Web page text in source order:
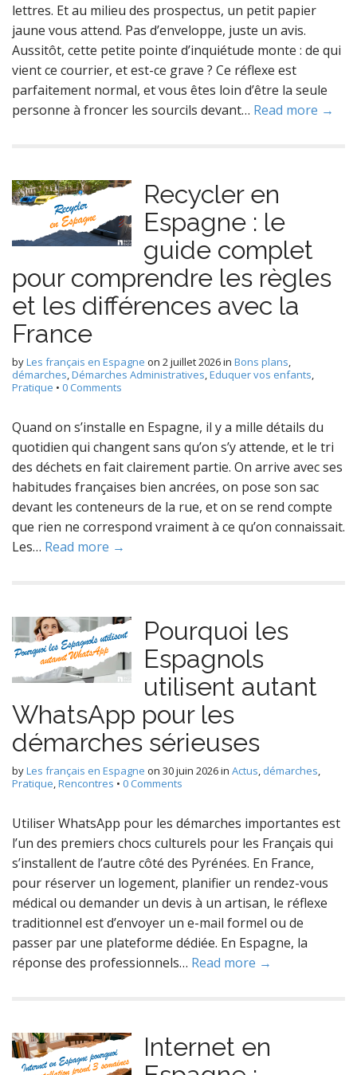
lettres. Et au milieu des prospectus, un petit papier
jaune vous attend. Pas d’enveloppe, juste un avis.
Aussitôt, cette petite pointe d’inquiétude monte : de qui
vient ce courrier, et est-ce grave ? Ce réflexe est
parfaitement normal, et vous êtes loin d’être la seule
personne à froncer les sourcils devant… Read more →
Recycler en
Espagne : le
guide complet
pour comprendre les règles
et les différences avec la
France
byLes français en Espagne on 2 juillet 2026in Bons plans,
démarches,Démarches Administratives,Eduquer vos enfants,
Pratique • 0 Comments
Quand on s’installe en Espagne, il y a mille détails du
quotidien qui changent sans qu’on s’y attende, et le tri
des déchets en fait clairement partie. On arrive avec ses
habitudes françaises bien ancrées, on pose son sac
devant les conteneurs de la rue, et on se rend compte
que rien ne correspond vraiment à ce qu’on connaissait.
Les… Read more →
Pourquoi les
Espagnols
utilisent autant
WhatsApp pour les
démarches sérieuses
byLes français en Espagne on 30 juin 2026in Actus, démarches,
Pratique,Rencontres • 0 Comments
Utiliser WhatsApp pour les démarches importantes est
l’un des premiers chocs culturels pour les Français qui
s’installent de l’autre côté des Pyrénées. En France,
pour réserver un logement, planifier un rendez-vous
médical ou demander un devis à un artisan, le réflexe
traditionnel est d’envoyer un e-mail formel ou de
passer par une plateforme dédiée. En Espagne, la
réponse des professionnels… Read more →
Internet en